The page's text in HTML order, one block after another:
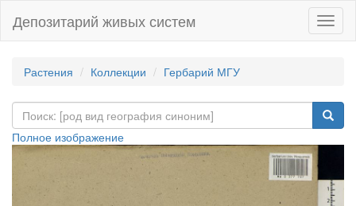
Депозитарий живых систем
Растения Коллекции Гербарий МГУ
Полное изображение